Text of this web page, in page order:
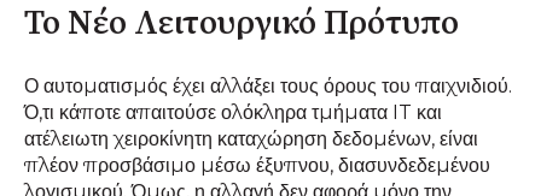
Το Νέο Λειτουργικό Πρότυπο
Ο αυτοματισμός έχει αλλάξει τους όρους του παιχνιδιού.
Ό,τι κάποτε απαιτούσε ολόκληρα τμήματα IT και
ατέλειωτη χειροκίνητη καταχώρηση δεδομένων, είναι
πλέον προσβάσιμο μέσω έξυπνου, διασυνδεδεμένου